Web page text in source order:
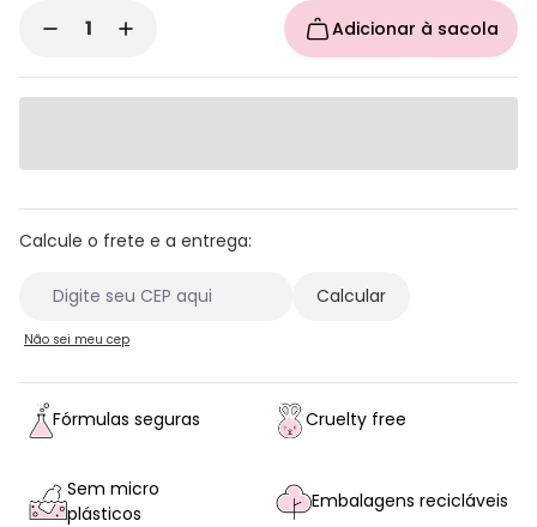
Adicionar à sacola
Calcule o frete e a entrega:
Não sei meu cep
Fórmulas seguras Cruelty free
Sem micro
plásticos
Embalagens recicláveis